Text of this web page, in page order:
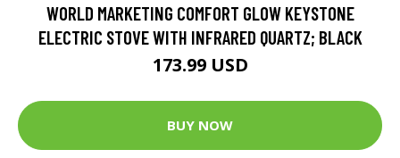
WORLD MARKETING COMFORT GLOW KEYSTONE
ELECTRIC STOVE WITH INFRARED QUARTZ; BLACK
173.99 USD
BUY NOW